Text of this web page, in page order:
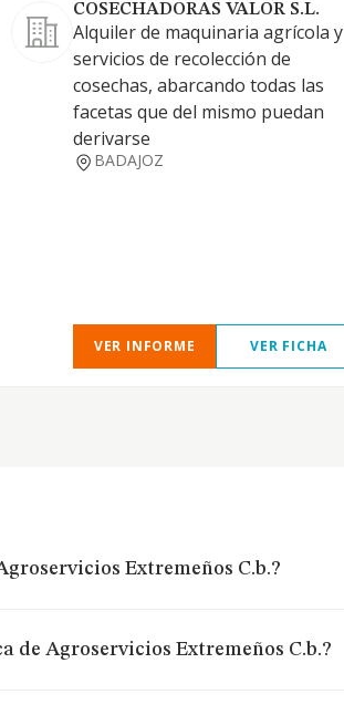
COSECHADORAS VALOR S.L.
Alquiler de maquinaria agrícola y
servicios de recolección de
cosechas, abarcando todas las
facetas que del mismo puedan
derivarse
BADAJOZ
VER INFORME VER FICHA
Extremeños C.b.?
de Agroservicios Extremeños C.b.?